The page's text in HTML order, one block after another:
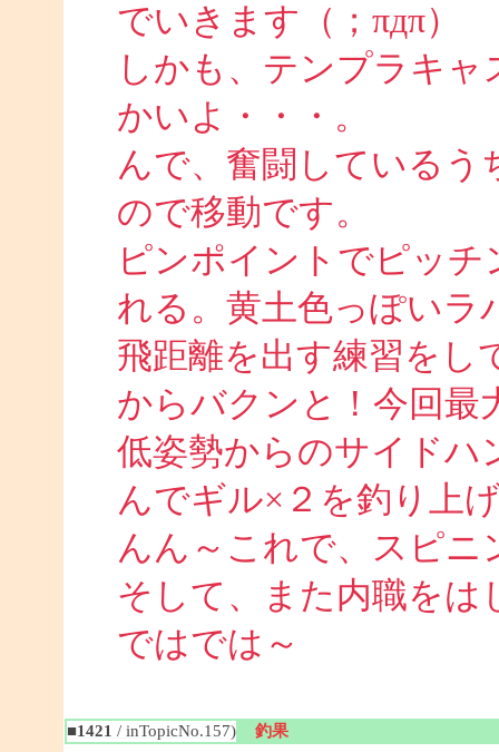
でいきます（；πдπ）
しかも、テンプラキ
かいよ・・・。
んで、奮闘しているう
ので移動です。
ピンポイントでピッ
れる。黄土色っぽいラ
飛距離を出す練習をし
からバクンと！今回最
低姿勢からのサイドハ
んでギル×２を釣り上
んん～これで、スピ
そして、また内職をは
ではでは～
■1421 / inTopicNo.157) 釣果